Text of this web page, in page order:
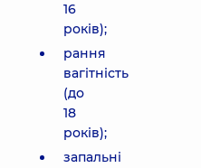
16
років);
рання
вагітність
(до
18
років);
запальні